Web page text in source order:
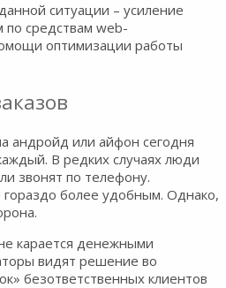
ситуации – усиление
по средствам web-
оптимизации работы
андройд или айфон сегодня
В редких случаях люди
звонят по телефону.
гораздо более удобным. Однако,
карается денежными
видят решение во
безответственных клиентов